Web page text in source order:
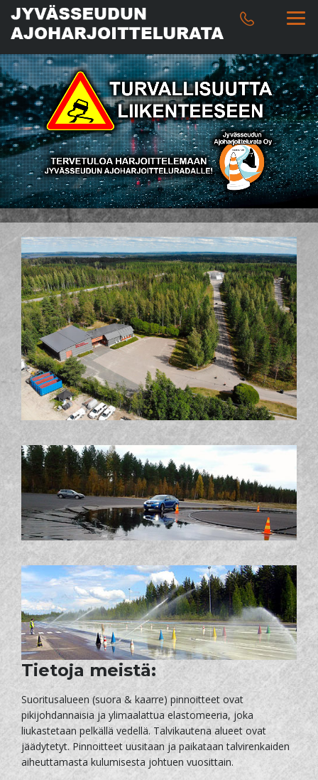
Tietoja meistä:
Suoritusalueen (suora & kaarre) pinnoitteet ovat
pikijohdannaisia ja ylimaalattua elastomeeria, joka
liukastetaan pelkällä vedellä. Talvikautena alueet ovat
jäädytetyt. Pinnoitteet uusitaan ja paikataan talvirenkaiden
aiheuttamasta kulumisesta johtuen vuosittain.